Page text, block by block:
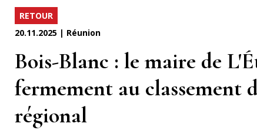
RETOUR
20.11.2025 | Réunion
Bois-Blanc : le maire de
fermement au classement
régional